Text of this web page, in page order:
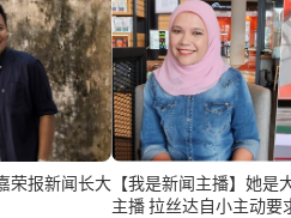
荣报新闻长大【我是新闻主播】她是
主播 拉丝达自小主动